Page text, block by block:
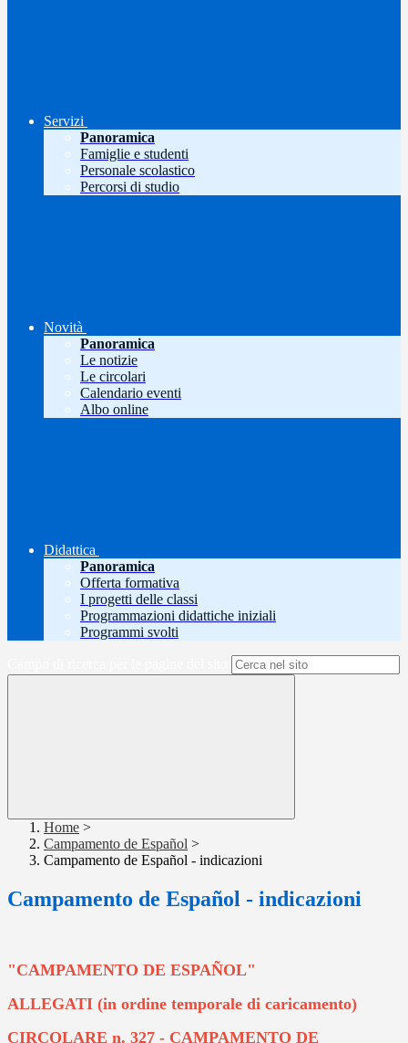
Servizi
Panoramica
Famiglie e studenti
Personale scolastico
Percorsi di studio
Novità
Panoramica
Le notizie
Le circolari
Calendario eventi
Albo online
Didattica
Panoramica
Offerta formativa
I progetti delle classi
Programmazioni didattiche iniziali
Programmi svolti
Home >
Campamento de Español >
Campamento de Español - indicazioni
Campamento de Español - indicazioni
"CAMPAMENTO DE ESPAÑOL"
ALLEGATI (in ordine temporale di caricamento)
CIRCOLARE n. 327 - CAMPAMENTO DE